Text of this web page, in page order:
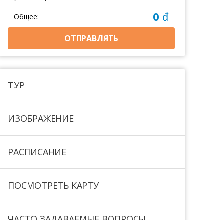
Общее: 0 đ
ОТПРАВЛЯТЬ
ТУР
ИЗОБРАЖЕНИЕ
РАСПИСАНИЕ
ПОСМОТРЕТЬ КАРТУ